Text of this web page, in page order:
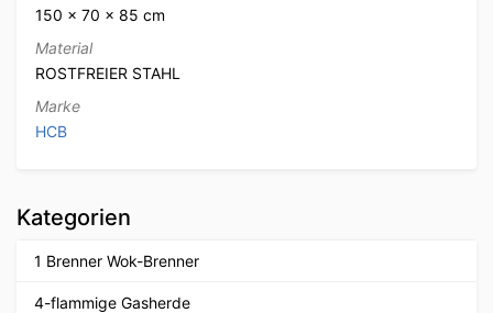
150 × 70 × 85 cm
Material
ROSTFREIER STAHL
Marke
HCB
Kategorien
1 Brenner Wok-Brenner
4-flammige Gasherde